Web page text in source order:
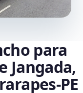
para
Jangada,